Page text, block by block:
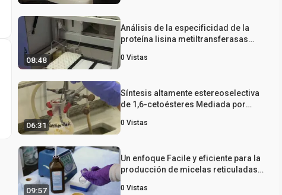
08:48
Análisis de la especificidad de la
proteína lisina metiltransferasas
0 Vistas
06:31
Síntesis altamente estereoselectiva
de 1,6-cetoésteres Mediada por
tres componentes Habilitación de
0 Vistas
09:57
Un enfoque Facile y eficiente para la
producción de micelas reticuladas
0 Vistas